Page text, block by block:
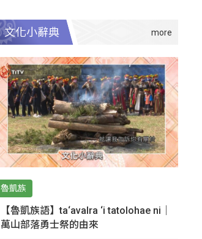
文化小辭典
魯凱族
【魯凱族語】ta‘avalra ‘i tatolohae ni｜
萬山部落勇士祭的由來